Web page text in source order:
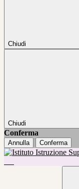
Chiudi
Chiudi
Conferma
Annulla Conferma